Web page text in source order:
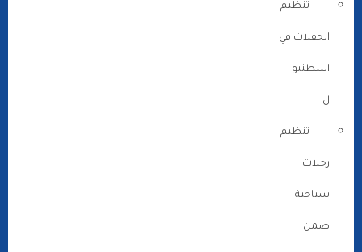
تنظيم
الحفلات في
اسطنبو
ل
تنظيم
رحلات
سياحية
ضمن